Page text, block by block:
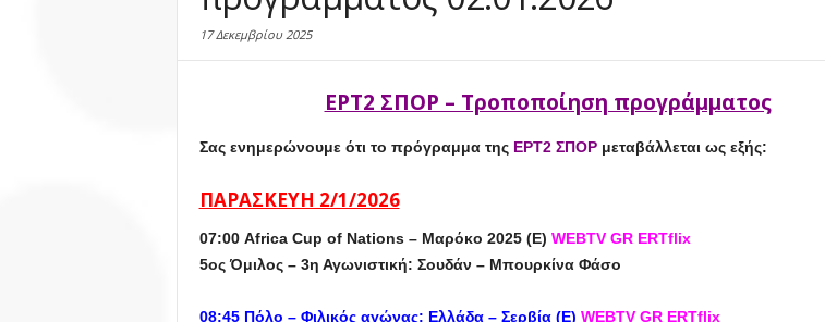
17 Δεκεμβρίου 2025
ΕΡΤ2 ΣΠΟΡ – Τροποποίηση προγράμματος
Σας ενημερώνουμε ότι το πρόγραμμα της ΕΡΤ2 ΣΠΟΡμεταβάλλεται ως εξής:
ΠΑΡΑΣΚΕΥΗ 2/1/2026
07:00 Africa Cup of Nations – Μαρόκο 2025 (Ε) WEBTV GR ERTflix
5ος Όμιλος – 3η Αγωνιστική: Σουδάν – Μπουρκίνα Φάσο
08:45 Πόλο – Φιλικός αγώνας: Ελλάδα – Σερβία (E) WEBTV GR ERTflix